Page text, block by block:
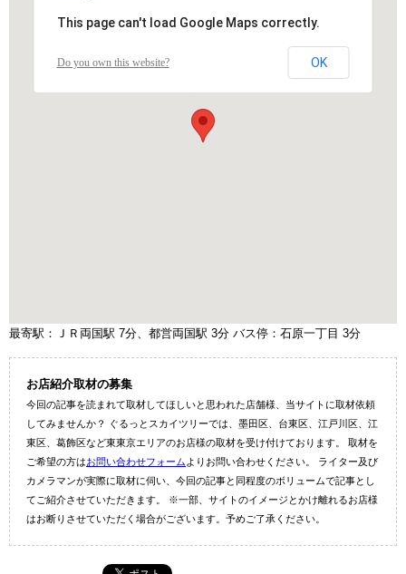
This page can't load Google Maps correctly.
Do you own this website? OK
最寄駅：ＪＲ両国駅 7分、都営両国駅 3分 バス停：石原一丁目 3分
お店紹介取材の募集
今回の記事を読まれて取材してほしいと思われた店舗様、当サイトに取材依頼
してみませんか？ ぐるっとスカイツリーでは、墨田区、台東区、江戸川区、江
東区、葛飾区など東東京エリアのお店様の取材を受け付けております。 取材を
ご希望の方はお問い合わせフォーム よりお問い合わせください。 ライター及び
カメラマンが実際に取材に伺い、今回の記事と同程度のボリュームで記事とし
てご紹介させていただきます。 ※一部、サイトのイメージとかけ離れるお店様
はお断りさせていただく場合がございます。予めご了承ください。